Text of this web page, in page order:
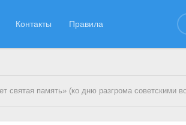
Контакты Правила
(ко дню разгрома советскими войсками немецко-фашистских войск в Сталинградской